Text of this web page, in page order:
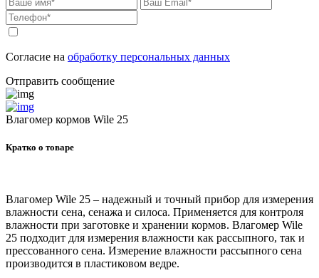
Согласие на обработку персональных данных
Отправить сообщение
Влагомер кормов Wile 25
Кратко о товаре
Влагомер Wile 25 – надежный и точный прибор для измерения
влажности сена, сенажа и силоса. Применяется для контроля
влажности при заготовке и хранении кормов. Влагомер Wile
25 подходит для измерения влажности как рассыпного, так и
прессованного сена. Измерение влажности рассыпного сена
производится в пластиковом ведре.